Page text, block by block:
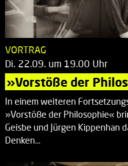
VORTRAG
Di. 22.09. um 19.00 Uhr
»Vorstöße der
In einem weiteren
»Vorstöße der Philosophie«
Geisbe und Jürgen Kippenhan
Denken…